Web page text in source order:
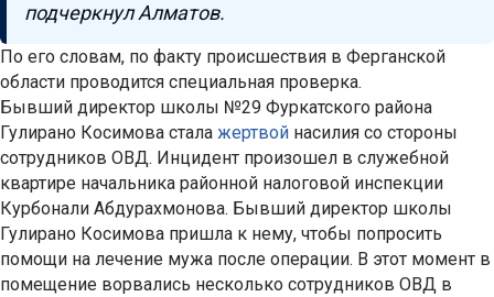
подчеркнул Алматов.
По его словам, по факту происшествия в Ферганской
области проводится специальная проверка.
Бывший директор школы №29 Фуркатского района
Гулирано Косимова стала жертвой насилия со стороны
сотрудников ОВД. Инцидент произошел в служебной
квартире начальника районной налоговой инспекции
Курбонали Абдурахмонова. Бывший директор школы
Гулирано Косимова пришла к нему, чтобы попросить
помощи на лечение мужа после операции. В этот момент в
помещение ворвались несколько сотрудников ОВД в